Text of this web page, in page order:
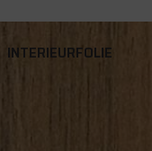
INTERIEURFOLIE